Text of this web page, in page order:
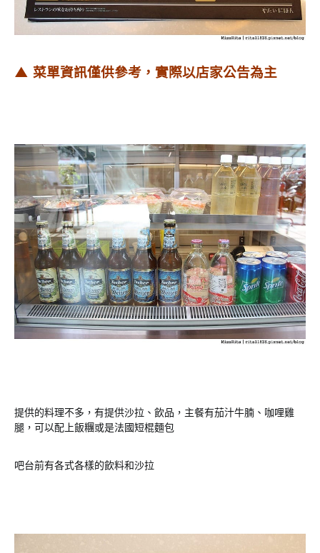
▲ 菜單資訊僅供參考，實際以店家公告為主
提供的料理不多，有提供沙拉、飲品，主餐有茄汁牛腩、咖哩雞
腿，可以配上飯糰或是法國短棍麵包
吧台前有各式各樣的飲料和沙拉